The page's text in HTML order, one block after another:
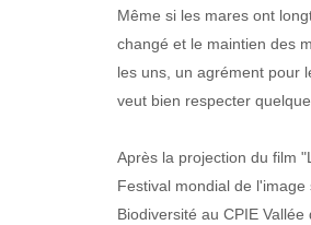
Même si les mares ont
changé et le maintien des
les uns, un agrément pour
veut bien respecter
Après la projection du film
Festival mondial de
Biodiversité au CPIE